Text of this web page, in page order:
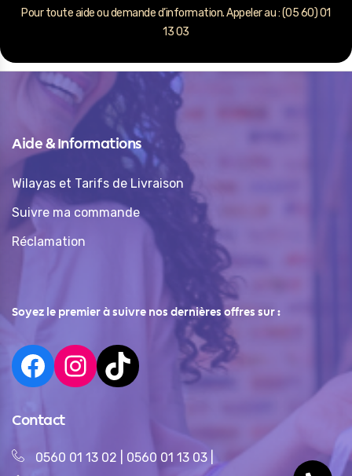
Pour toute aide ou demande d’information. Appeler au : (05 60) 01
13 03
Aide & Informations
Wilayas et Tarifs de Livraison
Suivre ma commande
Réclamation
Soyez le premier à suivre nos dernières offres sur :
Contact
0560 01 13 02 0560 01 13 03